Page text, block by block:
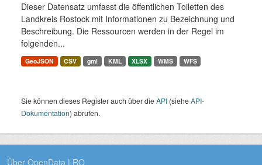
Dieser Datensatz umfasst die öffentlichen Toiletten des
Landkreis Rostock mit Informationen zu Bezeichnung und
Beschreibung. Die Ressourcen werden in der Regel im
folgenden...
GeoJSON CSV gml KML XLSX WMS WFS
Sie können dieses Register auch über dieAPI (sieheAPI-
Dokumentation) abrufen.
Über OpenData LRO